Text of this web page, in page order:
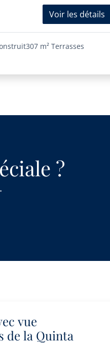
Voir les détails
307 m² Terrasses
?
vue
de la Quinta